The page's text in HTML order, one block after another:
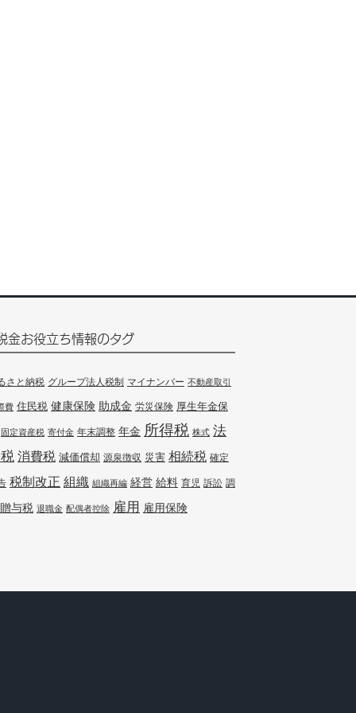
金お役立ち情報のタグ
さと納税 グループ法人税制 マイナンバー 不動産取引
費 住民税 健康保険 助成金 労災保険 厚生年金保
固定資産税 寄付金 年末調整 年金 所得税 株式 法
消費税 減価償却 源泉徴収 災害 相続税 確定
税制改正 組織 組織再編 経営 給料 育児 訴訟 調
贈与税 退職金 配偶者控除 雇用 雇用保険